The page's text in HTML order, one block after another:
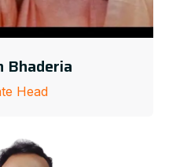
Bhaderia
Head